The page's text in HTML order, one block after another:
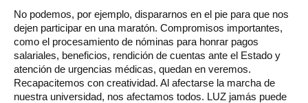
No podemos, por ejemplo, dispararnos en el pie para que nos
dejen participar en una maratón. Compromisos importantes,
como el procesamiento de nóminas para honrar pagos
salariales, beneficios, rendición de cuentas ante el Estado y
atención de urgencias médicas, quedan en veremos.
Recapacitemos con creatividad. Al afectarse la marcha de
nuestra universidad, nos afectamos todos. LUZ jamás puede